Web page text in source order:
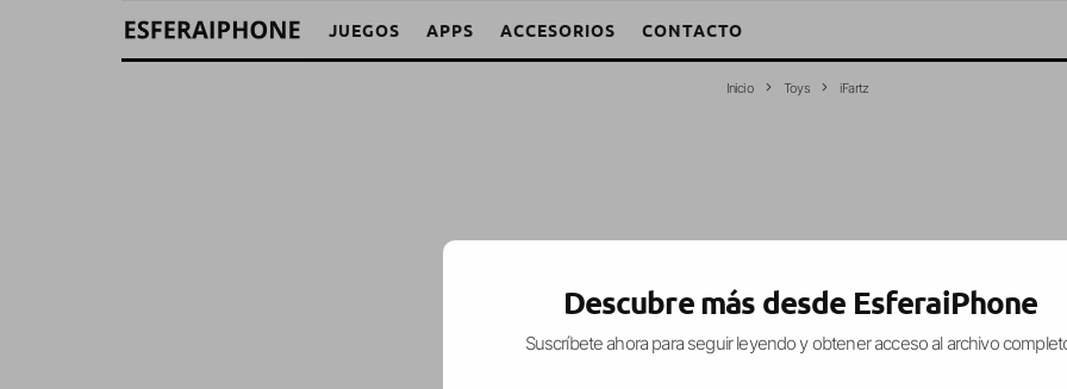
JUEGOS APPS ACCESORIOS CONTACTO
Inicio Toys iFartz
Descubre más desde EsferaiPhone
Suscríbete ahora para seguir leyendo y obtener acceso al archivo